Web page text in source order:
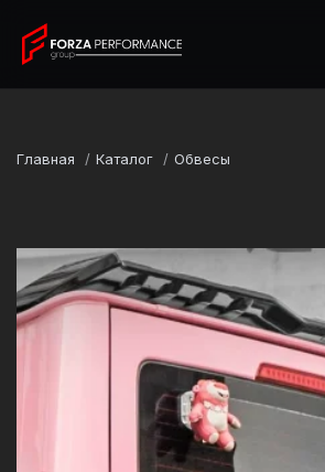
Главная Каталог Обвесы
Марка